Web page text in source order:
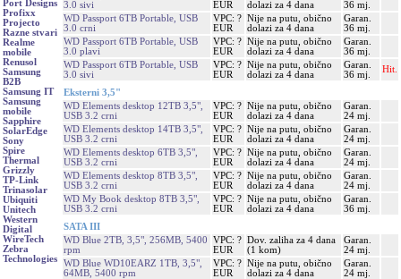
Port Designs
Profixx
Projecto
Razne stvari
Realme
mobile
Renusol
Samsung
B2B
Samsung IT
Samsung
mobile
Sapphire
SolarEdge
Sony
Spire
Thermal
Grizzly
TP-Link
Trinasolar
Ubiquiti
Unitech
Western
Digital
WireTech
Zebra
Technologies
3.0 sivi
EUR
dolazi za 4 dana
36 mj.
WD Passport 6TB Portable, USB
3.0 crni
VPC: ?
EUR
Nije na putu, obično
dolazi za 4 dana
Garan.
36 mj.
WD Passport 6TB Portable, USB
3.0 plavi
VPC: ?
EUR
Nije na putu, obično
dolazi za 4 dana
Garan.
36 mj.
WD Passport 6TB Portable, USB
3.0 sivi
VPC: ?
EUR
Nije na putu, obično
dolazi za 4 dana
Garan.
36 mj.
Hit.
Eksterni 3,5"
WD Elements desktop 12TB 3,5",
USB 3.2 crni
VPC: ?
EUR
Nije na putu, obično
dolazi za 4 dana
Garan.
24 mj.
WD Elements desktop 14TB 3,5",
USB 3.2 crni
VPC: ?
EUR
Nije na putu, obično
dolazi za 4 dana
Garan.
24 mj.
WD Elements desktop 6TB 3,5",
USB 3.2 crni
VPC: ?
EUR
Nije na putu, obično
dolazi za 4 dana
Garan.
24 mj.
WD Elements desktop 8TB 3,5",
USB 3.2 crni
VPC: ?
EUR
Nije na putu, obično
dolazi za 4 dana
Garan.
24 mj.
WD My Book desktop 8TB 3,5",
USB 3.2 crni
VPC: ?
EUR
Nije na putu, obično
dolazi za 4 dana
Garan.
36 mj.
SATA III
WD Blue 2TB, 3,5", 256MB, 5400
rpm
VPC: ?
EUR
Dov. zaliha za 4 dana
(1 kom)
Garan.
24 mj.
WD Blue WD10EARZ 1TB, 3,5",
64MB, 5400 rpm
VPC: ?
EUR
Nije na putu, obično
dolazi za 4 dana
Garan.
24 mj.